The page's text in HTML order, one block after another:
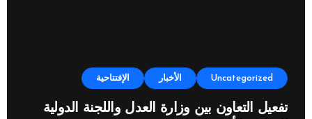
Uncategorized الأخبار الإفتتاحية
تفعيل التعاون بين وزارة العدل واللجنة الدولية